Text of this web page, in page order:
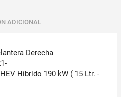
ADICIONAL
Derecha
Híbrido 190 kW ( 15 Ltr. -